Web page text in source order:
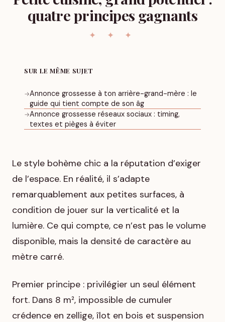
quatre principes gagnants
SUR LE MÊME SUJET
→Annonce grossesse à ton arrière-grand-mère : le
guide qui tient compte de son âg
→Annonce grossesse réseaux sociaux : timing,
textes et pièges à éviter
Le style bohème chic a la réputation d’exiger
de l’espace. En réalité, il s’adapte
remarquablement aux petites surfaces, à
condition de jouer sur la verticalité et la
lumière. Ce qui compte, ce n’est pas le volume
disponible, mais la densité de caractère au
mètre carré.
Premier principe : privilégier un seul élément
fort. Dans 8 m², impossible de cumuler
crédence en zellige, îlot en bois et suspension